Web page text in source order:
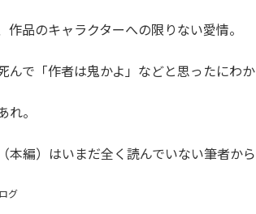
品のキャラクターへの限りない愛情。
んで「作者は鬼かよ」などと思ったにわ
れ。
編）はいまだ全く読んでいない筆者から
グ